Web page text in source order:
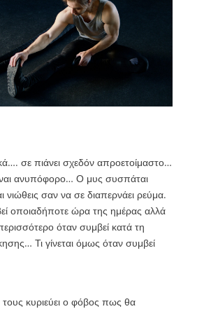
σε πιάνει σχεδόν απροετοίμαστο…
ανυπόφορο… Ο μυς συσπάται
νιώθεις σαν να σε διαπερνάει ρεύμα.
οποιαδήποτε ώρα της ημέρας αλλά
όταν συμβεί κατά τη
Τι γίνεται όμως όταν συμβεί
κυριεύει ο φόβος πως θα